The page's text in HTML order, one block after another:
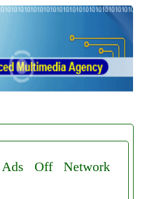
Ads Off
Network